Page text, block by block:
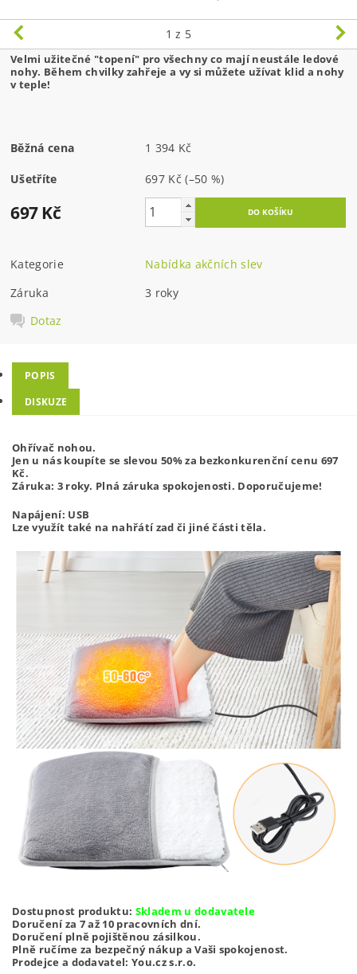
1 z 5
Velmi užitečné "topení" pro všechny co mají neustále ledové
nohy. Během chvilky zahřeje a vy si můžete užívat klid a nohy
v teple!
Běžná cena 1 394 Kč
Ušetříte 697 Kč(–50 %)
697 Kč
Kategorie
Nabídka akčních slev
Záruka
3 roky
Dotaz
POPIS
DISKUZE
Ohřívač nohou.
Jen u nás koupíte se slevou 50% za bezkonkurenční cenu 697
Kč.
Záruka: 3 roky. Plná záruka spokojenosti. Doporučujeme!
Napájení: USB
Lze využít také na nahřátí zad či jiné části těla.
Dostupnost produktu: Skladem u dodavatele
Doručení za 7 až 10 pracovních dní.
Doručení plně pojištěnou zásilkou.
Plně ručíme za bezpečný nákup a Vaši spokojenost.
Prodejce a dodavatel: You.cz s.r.o.